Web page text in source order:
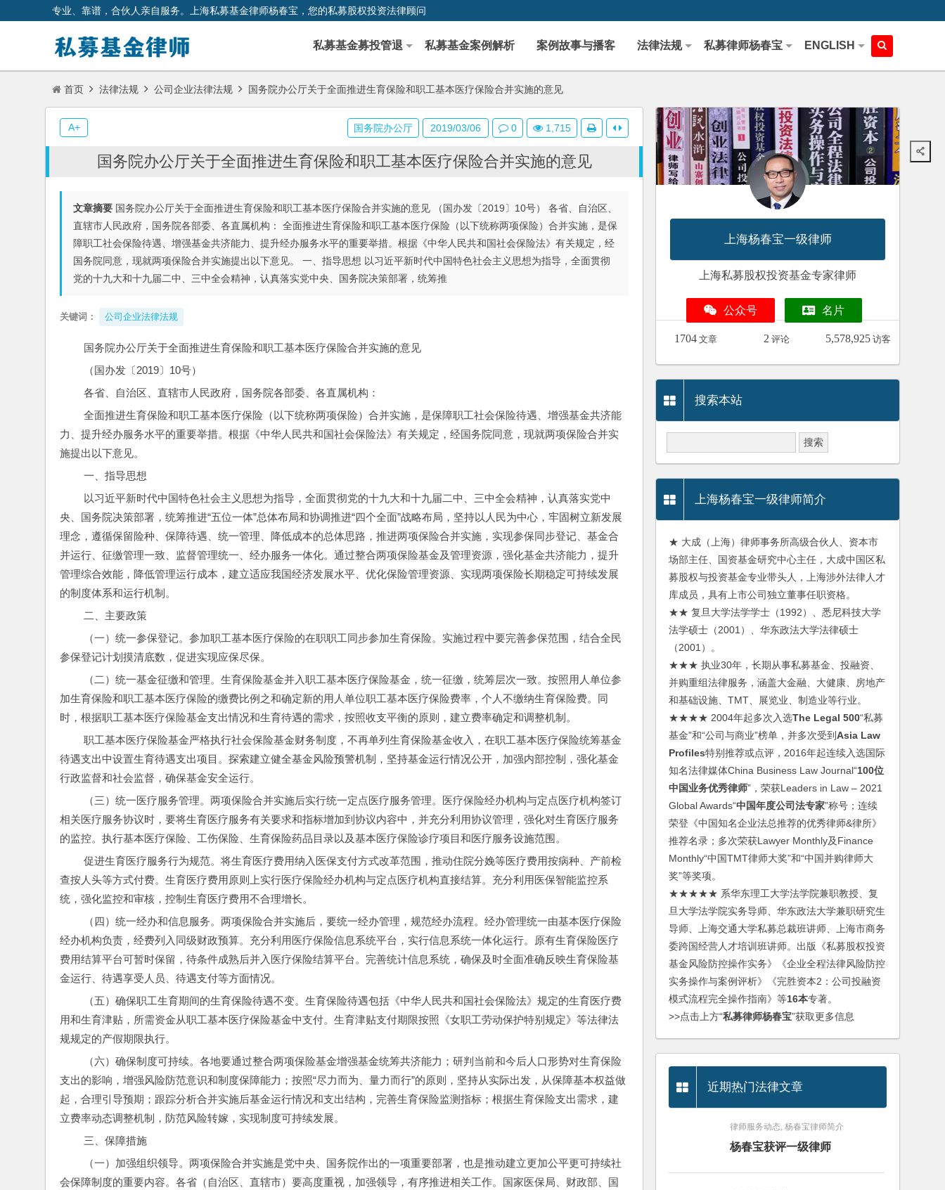
专业、靠谱，合伙人亲自服务。上海私募基金律师杨春宝，您的私募股权投资法律顾问
私募基金募投管退 私募基金案例解析 案例故事与播客 法律法规 私募律师杨春宝 ENGLISH
首页 法律法规 公司企业法律法规 国务院办公厅关于全面推进生育保险和职工基本医疗保险合并实施的意见
国务院办公厅关于全面推进生育保险和职工基本医疗保险合并实施的意见
文章摘要 国务院办公厅关于全面推进生育保险和职工基本医疗保险合并实施的意见 （国办发〔2019〕10号） 各省、自治区、
直辖市人民政府，国务院各部委、各直属机构： 全面推进生育保险和职工基本医疗保险（以下统称两项保险）合并实施，是保
障职工社会保险待遇、增强基金共济能力、提升经办服务水平的重要举措。根据《中华人民共和国社会保险法》有关规定，经
国务院同意，现就两项保险合并实施提出以下意见。 一、指导思想 以习近平新时代中国特色社会主义思想为指导，全面贯彻
党的十九大和十九届二中、三中全会精神，认真落实党中央、国务院决策部署，统筹推
关键词： 公司企业法律法规
国务院办公厅关于全面推进生育保险和职工基本医疗保险合并实施的意见
（国办发〔2019〕10号）
各省、自治区、直辖市人民政府，国务院各部委、各直属机构：
力、提升经办服务水平的重要举措。根据《中华人民共和国社会保险法》有关规定，经国务院同意，现就两项保险合并实
施提出以下意见。
一、指导思想
央、国务院决策部署，统筹推进“五位一体”总体布局和协调推进“四个全面”战略布局，坚持以人民为中心，牢固树立新发展
理念，遵循保留险种、保障待遇、统一管理、降低成本的总体思路，推进两项保险合并实施，实现参保同步登记、基金合
并运行、征缴管理一致、监督管理统一、经办服务一体化。通过整合两项保险基金及管理资源，强化基金共济能力，提升
管理综合效能，降低管理运行成本，建立适应我国经济发展水平、优化保险管理资源、实现两项保险长期稳定可持续发展
的制度体系和运行机制。
二、主要政策
参保登记计划摸清底数，促进实现应保尽保。
加生育保险和职工基本医疗保险的缴费比例之和确定新的用人单位职工基本医疗保险费率，个人不缴纳生育保险费。同
时，根据职工基本医疗保险基金支出情况和生育待遇的需求，按照收支平衡的原则，建立费率确定和调整机制。
待遇支出中设置生育待遇支出项目。探索建立健全基金风险预警机制，坚持基金运行情况公开，加强内部控制，强化基金
行政监督和社会监督，确保基金安全运行。
相关医疗服务协议时，要将生育医疗服务有关要求和指标增加到协议内容中，并充分利用协议管理，强化对生育医疗服务
的监控。执行基本医疗保险、工伤保险、生育保险药品目录以及基本医疗保险诊疗项目和医疗服务设施范围。
查按人头等方式付费。生育医疗费用原则上实行医疗保险经办机构与定点医疗机构直接结算。充分利用医保智能监控系
统，强化监控和审核，控制生育医疗费用不合理增长。
经办机构负责，经费列入同级财政预算。充分利用医疗保险信息系统平台，实行信息系统一体化运行。原有生育保险医疗
费用结算平台可暂时保留，待条件成熟后并入医疗保险结算平台。完善统计信息系统，确保及时全面准确反映生育保险基
金运行、待遇享受人员、待遇支付等方面情况。
用和生育津贴，所需资金从职工基本医疗保险基金中支付。生育津贴支付期限按照《女职工劳动保护特别规定》等法律法
规规定的产假期限执行。
支出的影响，增强风险防范意识和制度保障能力；按照“尽力而为、量力而行”的原则，坚持从实际出发，从保障基本权益做
起，合理引导预期；跟踪分析合并实施后基金运行情况和支出结构，完善生育保险监测指标；根据生育保险支出需求，建
立费率动态调整机制，防范风险转嫁，实现制度可持续发展。
三、保障措施
会保障制度的重要内容。各省（自治区、直辖市）要高度重视，加强领导，有序推进相关工作。国家医保局、财政部、国
国务院办公厅 2019/03/06 0 1,715
A+
上海杨春宝一级律师
上海私募股权投资基金专家律师
公众号 名片
1704 文章 2 评论 5,578,925 访客
搜索本站
上海杨春宝一级律师简介
★ 大成（上海）律师事务所高级合伙人、资本市
场部主任、国资基金研究中心主任，大成中国区私
募股权与投资基金专业带头人，上海涉外法律人才
库成员，具有上市公司独立董事任职资格。
★★ 复旦大学法学学士（1992）、悉尼科技大学
法学硕士（2001）、华东政法大学法律硕士
（2001）。
★★★ 执业30年，长期从事私募基金、投融资、
并购重组法律服务，涵盖大金融、大健康、房地产
和基础设施、TMT、展览业、制造业等行业。
★★★★ 2004年起多次入选The Legal 500“私募
基金”和“公司与商业”榜单，并多次受到Asia Law
Profiles特别推荐或点评，2016年起连续入选国际
知名法律媒体China Business Law Journal“100位
中国业务优秀律师”，荣获Leaders in Law – 2021
Global Awards“中国年度公司法专家”称号；连续
荣登《中国知名企业法总推荐的优秀律师&律所》
推荐名录；多次荣获Lawyer Monthly及Finance
Monthly“中国TMT律师大奖”和“中国并购律师大
奖”等奖项。
★★★★★ 系华东理工大学法学院兼职教授、复
旦大学法学院实务导师、华东政法大学兼职研究生
导师、上海交通大学私募总裁班讲师、上海市商务
委跨国经营人才培训班讲师。出版《私募股权投资
基金风险防控操作实务》《企业全程法律风险防控
实务操作与案例评析》《完胜资本2：公司投融资
模式流程完全操作指南》等16本专著。
>>点击上方“私募律师杨春宝”获取更多信息
近期热门法律文章
律师服务动态, 杨春宝律师简介
杨春宝获评一级律师